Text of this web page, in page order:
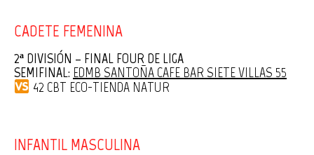
CADETE FEMENINA
2ª DIVISIÓN – FINAL FOUR DE LIGA
SEMIFINAL: EDMB SANTOÑA CAFE BAR SIETE VILLAS 55
42 CBT ECO-TIENDA NATUR
INFANTIL MASCULINA